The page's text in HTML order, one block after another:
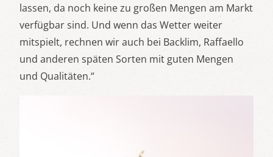
lassen, da noch keine zu großen Mengen am Markt
verfügbar sind. Und wenn das Wetter weiter
mitspielt, rechnen wir auch bei Backlim, Raffaello
und anderen späten Sorten mit guten Mengen
und Qualitäten.“